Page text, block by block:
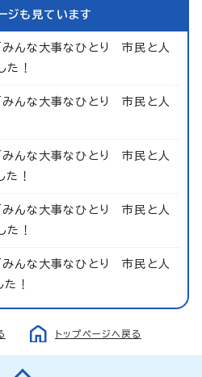
ジも見ています
みんな大事なひとり 市民と人
た！
みんな大事なひとり 市民と人
みんな大事なひとり 市民と人
た！
みんな大事なひとり 市民と人
た！
みんな大事なひとり 市民と人
！
トップページへ戻る